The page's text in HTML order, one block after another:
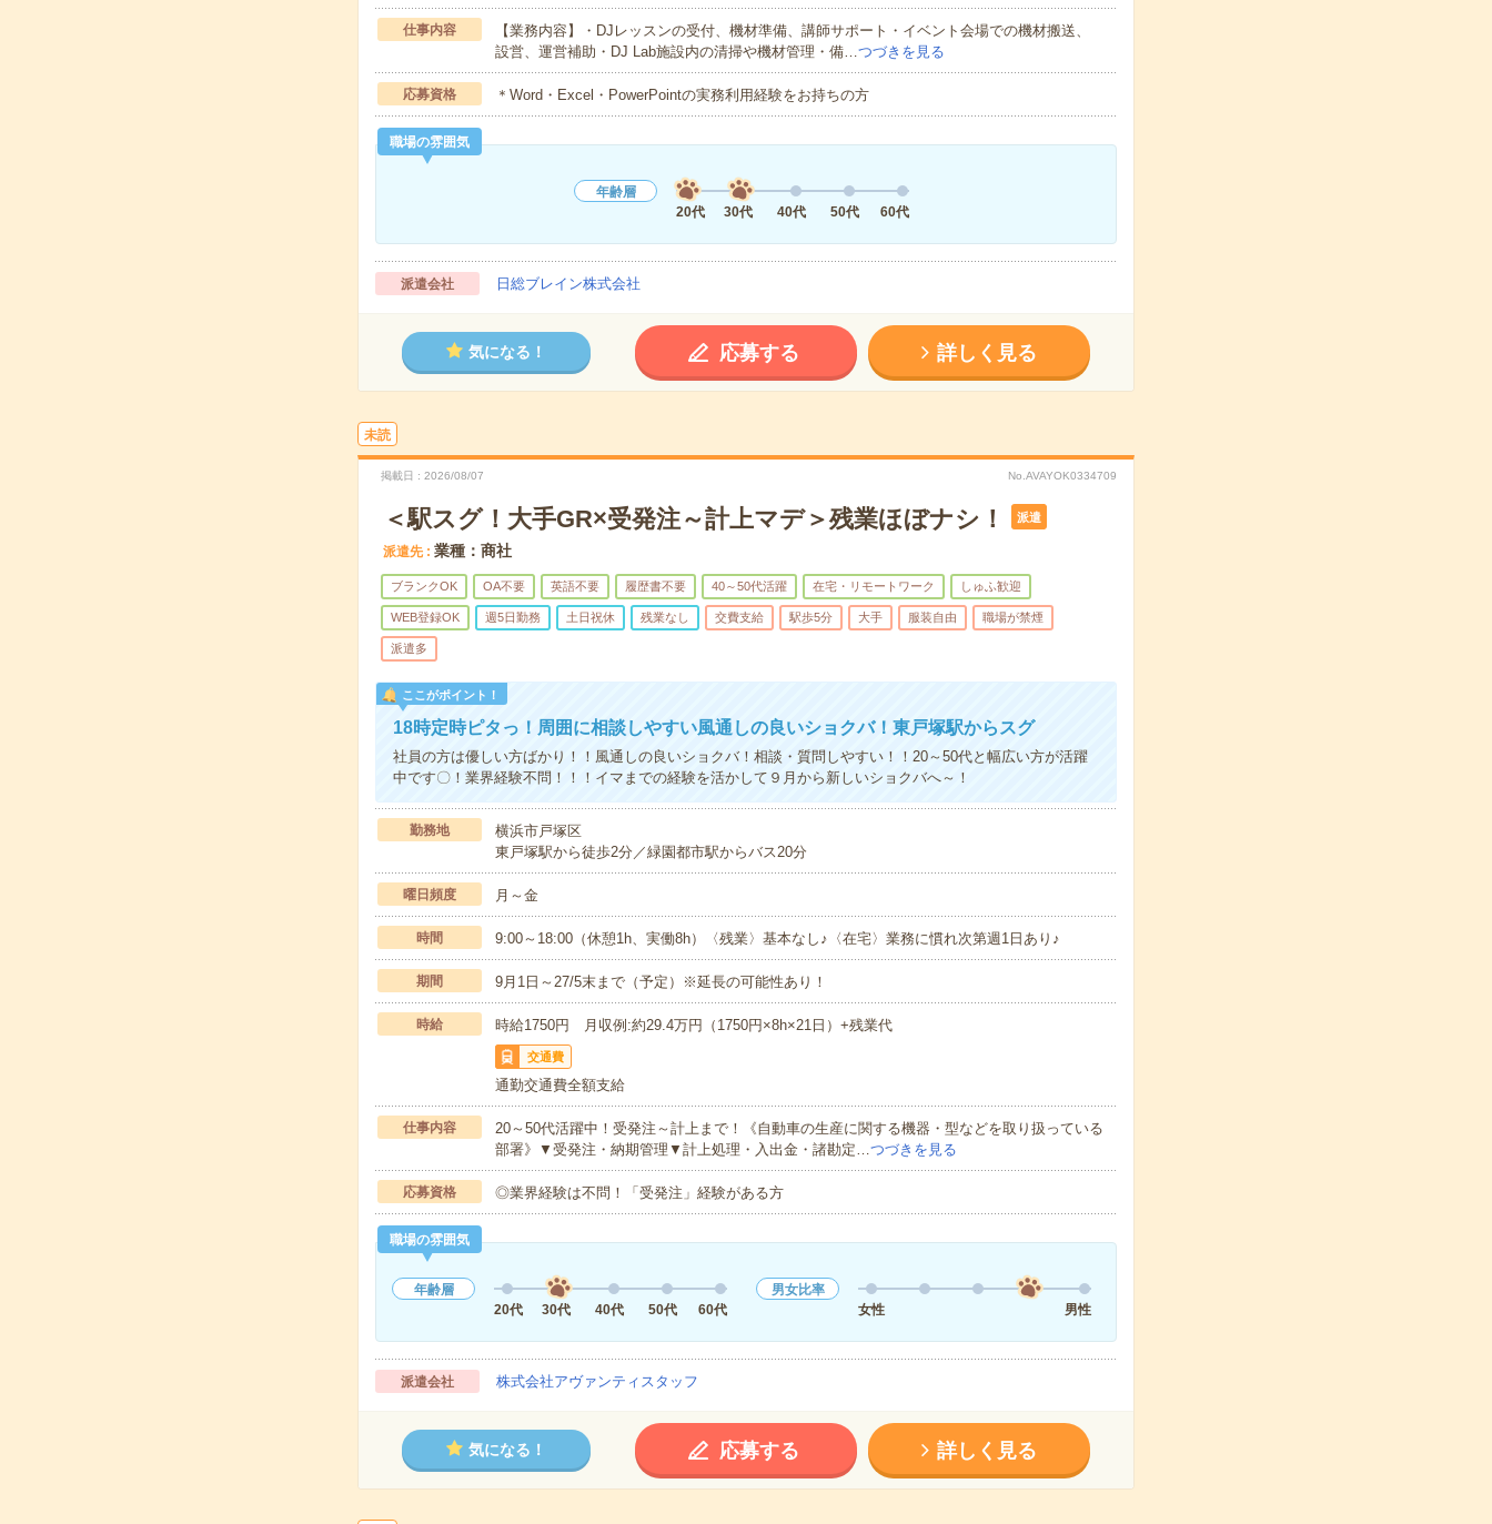
仕事内容
【業務内容】・DJレッスンの受付、機材準備、講師サポート・イベント会場での機材搬送、
設営、運営補助・DJ Lab施設内の清掃や機材管理・備…つづきを見る
応募資格 ＊Word・Excel・PowerPointの実務利用経験をお持ちの方
職場の雰囲気
年齢層
20代
30代 40代 50代 60代
派遣会社 日総ブレイン株式会社
気になる！ 応募する 詳しく見る
未読
掲載日 2026/08/07 No.AVAYOK0334709
＜駅スグ！大手GR×受発注～計上マデ＞残業ほぼナシ！ 派遣
派遣先 業種：商社
ブランクOK OA不要 英語不要 履歴書不要 40～50代活躍 在宅・リモートワーク しゅふ歓迎
WEB登録OK 週5日勤務 土日祝休 残業なし 交費支給 駅歩5分 大手 服装自由 職場が禁煙
派遣多
ここがポイント！
18時定時ピタっ！周囲に相談しやすい風通しの良いショクバ！東戸塚駅からスグ
社員の方は優しい方ばかり！！風通しの良いショクバ！相談・質問しやすい！！20～50代と幅広い方が活躍
中です〇！業界経験不問！！！イマまでの経験を活かして９月から新しいショクバへ～！
勤務地
横浜市戸塚区
東戸塚駅から徒歩2分／緑園都市駅からバス20分
曜日頻度 月～金
時間 9:00～18:00（休憩1h、実働8h）〈残業〉基本なし♪〈在宅〉業務に慣れ次第週1日あり♪
期間 9月1日～27/5末まで（予定）※延長の可能性あり！
時給 時給1750円 月収例:約29.4万円（1750円×8h×21日）+残業代
交通費
通勤交通費全額支給
仕事内容
20～50代活躍中！受発注～計上まで！《自動車の生産に関する機器・型などを取り扱っている
部署》▼受発注・納期管理▼計上処理・入出金・諸勘定…つづきを見る
応募資格 ◎業界経験は不問！「受発注」経験がある方
職場の雰囲気
年齢層
20代
30代 40代 50代 60代
男女比率
女性
男性
派遣会社 株式会社アヴァンティスタッフ
気になる！ 応募する 詳しく見る